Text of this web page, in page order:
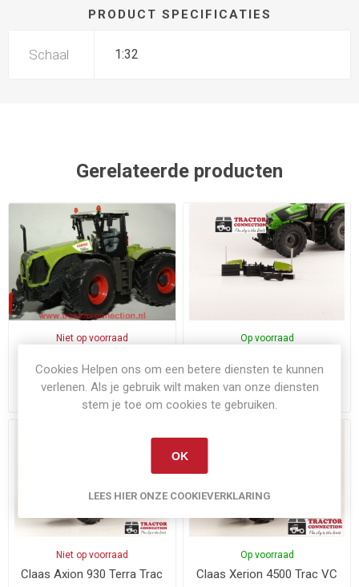
PRODUCT SPECIFICATIES
Schaal 1:32
Gerelateerde producten
Niet op voorraad
€29,95 Exclusief verzenden
Op voorraad
€17,50 Exclusief
Niet op voorraad
Claas Axion 930 Terra Trac
Op voorraad
Claas Xerion 4500 Trac VC
Cookies Helpen ons om een betere diensten te kunnen
verlenen. Als je gebruik wilt maken van onze diensten
stem je toe om cookies te gebruiken.
OK
LEES HIER ONZE COOKIEVERKLARING